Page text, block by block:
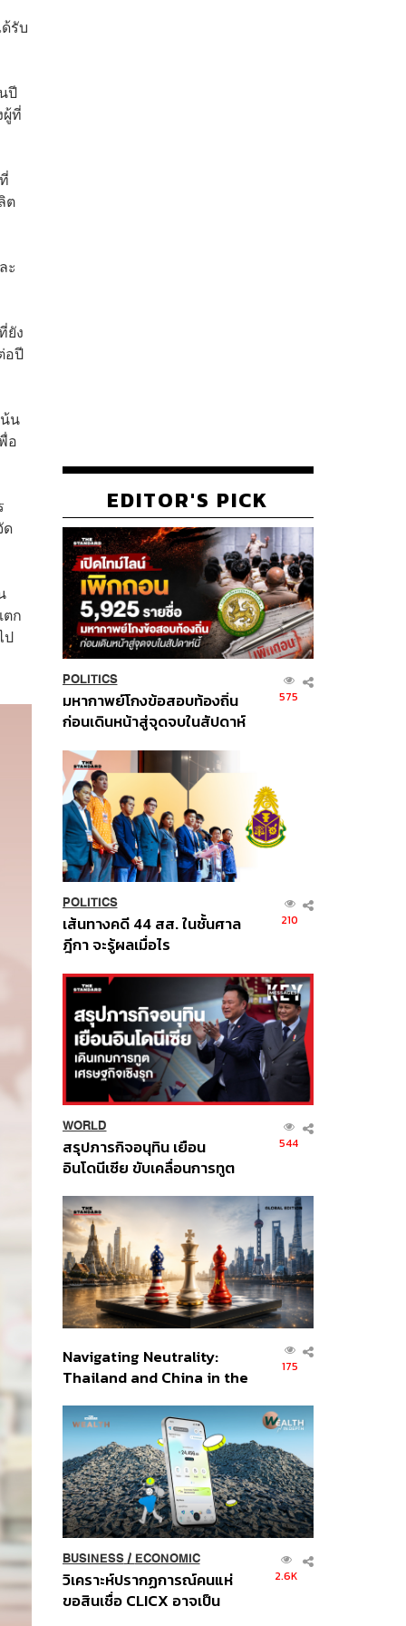
รับ
ปี
ผู้ที่
ต
ะ
ยัง
อปี
น
อ
ด
ตก
ป
EDITOR'S PICK
POLITICS
มหากาพย์โกงข้อสอบท้องถิ่น
ก่อนเดินหน้าสู่จุดจบในสัปดาห์
575
POLITICS
เส้นทางคดี 44 สส. ในชั้นศาล
ฎีกา จะรู้ผลเมื่อไร
210
WORLD
สรุปภารกิจอนุทิน เยือน
อินโดนีเซีย ขับเคลื่อนการทูต
ส่วนยุทธศาสตร์ไทย –
อินโดนีเซีย
544
Navigating Neutrality:
Thailand and China in the
Order
175
BUSINESS/ ECONOMIC
วิเคราะห์ปรากฏการณ์คนแห่
ขอสินเชื่อ CLICX อาจเป็น
2.6K